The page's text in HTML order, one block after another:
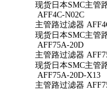
现货日本SMC主管
AFF4C-N02C
主管路过滤器
现货日本SMC主管
AFF75A-20D
主管路过滤器
现货日本SMC主管
AFF75A-20D-X13
主管路过滤器